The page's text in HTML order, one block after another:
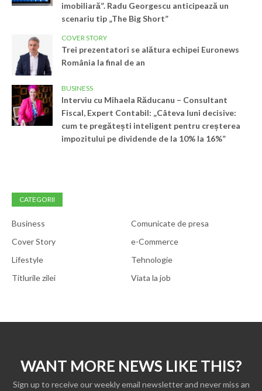
imobiliară”. Radu Georgescu anticipează un
scenariu tip „The Big Short”
COVER STORY
Trei prezentatori se alătura echipei Euronews
România la final de an
BUSINESS
Interviu cu Mihaela Răducanu – Consultant
Fiscal, Expert Contabil: „Câteva luni decisive:
cum te pregătești inteligent pentru creșterea
impozitului pe dividende de la 10% la 16%”
CATEGORII
Business
Comunicate de presa
Cover Story
e-Commerce
Lifestyle
Tehnologie
Titlurile zilei
Viata la job
WANT MORE NEWS LIKE THIS?
Sign up to receive our weekly email newsletter and never miss an